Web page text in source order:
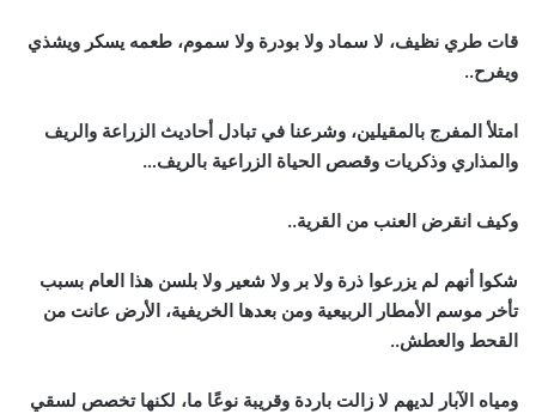
قات طري نظيف، لا سماد ولا بودرة ولا سموم، طعمه يسكر ويشذي
ويفرح..
امتلأ المفرج بالمقيلين، وشرعنا في تبادل أحاديث الزراعة والريف
والمذاري وذكريات وقصص الحياة الزراعية بالريف…
وكيف انقرض العنب من القرية..
شكوا أنهم لم يزرعوا ذرة ولا بر ولا شعير ولا بلسن هذا العام بسبب
تأخر موسم الأمطار الربيعية ومن بعدها الخريفية، الأرض عانت من
القحط والعطش..
ومياه الآبار لديهم لا زالت باردة وقريبة نوعًا ما، لكنها تخصص لسقي